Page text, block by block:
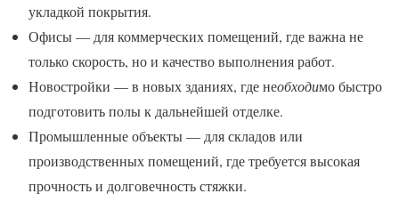
укладкой покрытия.
Офисы — для коммерческих помещений, где важна не
только скорость, но и качество выполнения работ.
Новостройки — в новых зданиях, где необходимо быстро
подготовить полы к дальнейшей отделке.
Промышленные объекты — для складов или
производственных помещений, где требуется высокая
прочность и долговечность стяжки.